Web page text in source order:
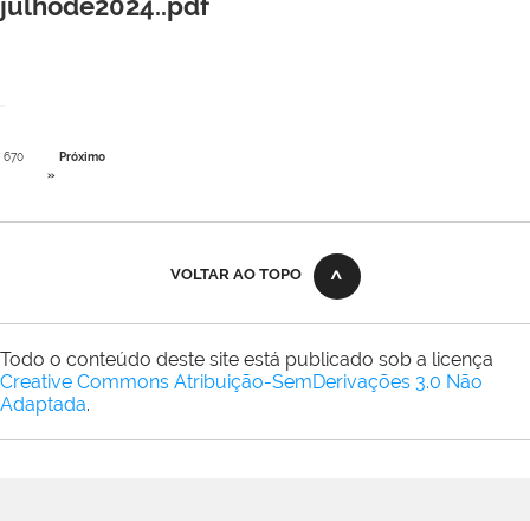
670
Próximo
»
VOLTAR AO TOPO
Todo o conteúdo deste site está publicado sob a licença
Creative Commons Atribuição-SemDerivações 3.0 Não
Adaptada.